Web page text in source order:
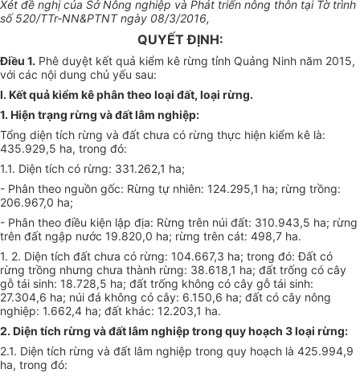
Xét đề nghị của Sở Nông nghiệp và Phát triển nông thôn tại Tờ trình
số 520/TTr-NN&PTNT ngày 08/3/2016,
QUYẾT ĐỊNH:
Điều 1. Phê duyệt kết quả kiểm kê rừng tỉnh Quảng Ninh năm 2015,
với các nội dung chủ yếu sau:
I. Kết quả kiểm kê phân theo loại đất, loại rừng.
1. Hiện trạng rừng và đất lâm nghiệp:
Tổng diện tích rừng và đất chưa có rừng thực hiện kiểm kê là:
435.929,5 ha, trong đó:
1.1. Diện tích có rừng: 331.262,1 ha;
- Phân theo nguồn gốc: Rừng tự nhiên: 124.295,1 ha; rừng trồng:
206.967,0 ha;
- Phân theo điều kiện lập địa: Rừng trên núi đất: 310.943,5 ha; rừng
trên đất ngập nước 19.820,0 ha; rừng trên cát: 498,7 ha.
1. 2. Diện tích đất chưa có rừng: 104.667,3 ha; trong đó: Đất có
rừng trồng nhưng chưa thành rừng: 38.618,1 ha; đất trống có cây
gỗ tái sinh: 18.728,5 ha; đất trống không có cây gỗ tái sinh:
27.304,6 ha; núi đá không có cây: 6.150,6 ha; đất có cây nông
nghiệp: 1.662,4 ha; đất khác: 12.203,1 ha.
2. Diện tích rừng và đất lâm nghiệp trong quy hoạch 3 loại rừng:
2.1. Diện tích rừng và đất lâm nghiệp trong quy hoạch là 425.994,9
ha, trong đó: